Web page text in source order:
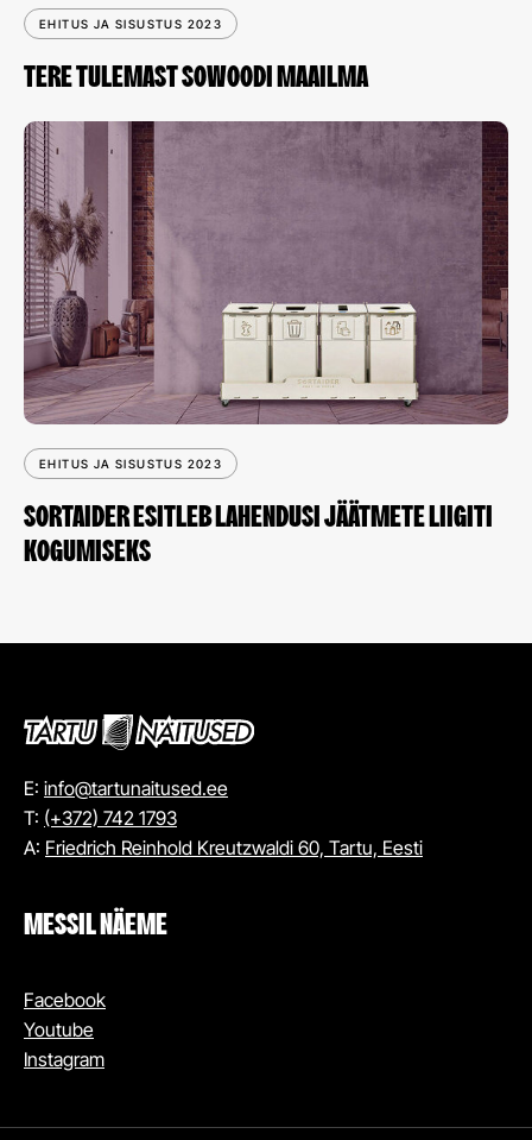
EHITUS JA SISUSTUS 2023
TERE TULEMAST SOWOODI MAAILMA
EHITUS JA SISUSTUS 2023
SORTAIDER ESITLEB LAHENDUSI JÄÄTMETE LIIGITI
KOGUMISEKS
E: info@tartunaitused.ee
T: (+372) 742 1793
A: Friedrich Reinhold Kreutzwaldi 60, Tartu, Eesti
MESSIL NÄEME
Facebook
Youtube
Instagram